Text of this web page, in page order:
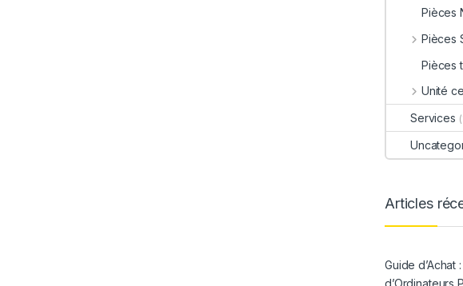
Pièces
Pièces
Pièces
Unité
Services
Articles
Guide d’Achat